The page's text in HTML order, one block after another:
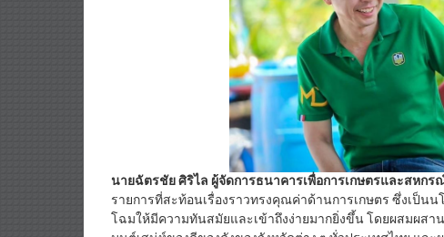
นายฉัตรชัย ศิริไล ผู้จัดการธนาคารเพื่อการเกษตรและสหกร
รายการที่สะท้อนเรื่องราวทรงคุณค่าด้านการเกษตร ซึ่งเป็
โฉมให้มีความทันสมัยและเข้าถึงง่ายมากยิ่งขึ้น โดยผสมผส